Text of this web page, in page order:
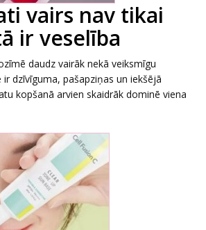
vairs nav tikai
ir veselība
daudz vairāk nekā veiksmīgu
dzīvīguma, pašapziņas un iekšējā
kopšanā arvien skaidrāk dominē viena